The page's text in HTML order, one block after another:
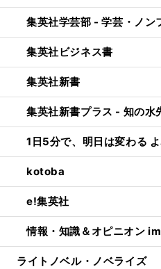
集英社学芸部 - 学芸・ノン
集英社ビジネス書
集英社新書
集英社新書プラス - 知の水
1日5分で、明日は変わる
kotoba
e!集英社
情報・知識＆オピニオン
ライトノベル・ノベライズ